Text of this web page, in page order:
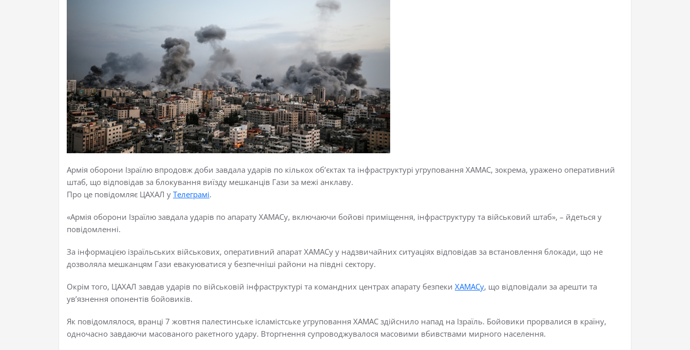
Армія оборони Ізраїлю впродовж доби завдала ударів по кількох об’єктах та інфраструктурі угруповання ХАМАС, зокрема, уражено оперативний
штаб, що відповідав за блокування виїзду мешканців Гази за межі анклаву.
Про це повідомляє ЦАХАЛ у Телеграмі.
«Армія оборони Ізраїлю завдала ударів по апарату ХАМАСу, включаючи бойові приміщення, інфраструктуру та військовий штаб», – йдеться у
повідомленні.
За інформацією ізраїльських військових, оперативний апарат ХАМАСу у надзвичайних ситуаціях відповідав за встановлення блокади, що не
дозволяла мешканцям Гази евакуюватися у безпечніші райони на півдні сектору.
Окрім того, ЦАХАЛ завдав ударів по військовій інфраструктурі та командних центрах апарату безпеки ХАМАСу, що відповідали за арешти та
ув’язнення опонентів бойовиків.
Як повідомлялося, вранці 7 жовтня палестинське ісламістське угруповання ХАМАС здійснило напад на Ізраїль. Бойовики прорвалися в країну,
одночасно завдаючи масованого ракетного удару. Вторгнення супроводжувалося масовими вбивствами мирного населення.